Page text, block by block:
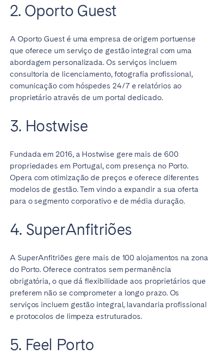
2. Oporto Guest
A Oporto Guest é uma empresa de origem portuense
que oferece um serviço de gestão integral com uma
abordagem personalizada. Os serviços incluem
consultoria de licenciamento, fotografia profissional,
comunicação com hóspedes 24/7 e relatórios ao
proprietário através de um portal dedicado.
3. Hostwise
Fundada em 2016, a Hostwise gere mais de 600
propriedades em Portugal, com presença no Porto.
Opera com otimização de preços e oferece diferentes
modelos de gestão. Tem vindo a expandir a sua oferta
para o segmento corporativo e de média duração.
4. SuperAnfitriões
A SuperAnfitriões gere mais de 100 alojamentos na zona
do Porto. Oferece contratos sem permanência
obrigatória, o que dá flexibilidade aos proprietários que
preferem não se comprometer a longo prazo. Os
serviços incluem gestão integral, lavandaria profissional
e protocolos de limpeza estruturados.
5. Feel Porto